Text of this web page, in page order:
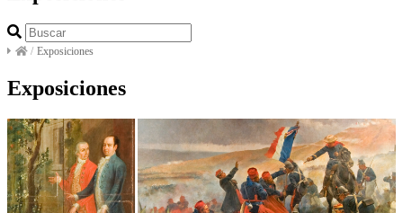
/ Exposiciones
Exposiciones